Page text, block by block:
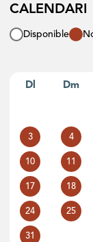
CALENDARI
Disponible
Dl Dm
3 4
10 11
17 18
24 25
31